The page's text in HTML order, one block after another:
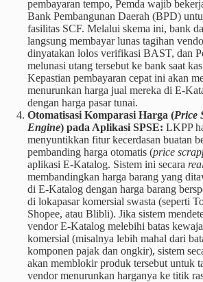
pembayaran tempo, Pemda wajib
Bank Pembangunan Daerah (BPD)
fasilitas SCF. Melalui skema ini, bank
langsung membayar lunas tagihan
dinyatakan lolos verifikasi BAST, dan
melunasi utang tersebut ke bank saat
Kepastian pembayaran cepat ini akan
menurunkan harga jual mereka di E-
dengan harga pasar tunai.
Otomatisasi Komparasi Harga (Price
Engine) pada Aplikasi SPSE: LKPP
menyuntikkan fitur kecerdasan buatan
pembanding harga otomatis (price
aplikasi E-Katalog. Sistem ini secara
membandingkan harga barang yang
di E-Katalog dengan harga barang
di lokapasar komersial swasta (seperti
Shopee, atau Blibli). Jika sistem
vendor E-Katalog melebihi batas
komersial (misalnya lebih mahal dari
komponen pajak dan ongkir), sistem
akan memblokir produk tersebut untuk
vendor menurunkan harganya ke titik